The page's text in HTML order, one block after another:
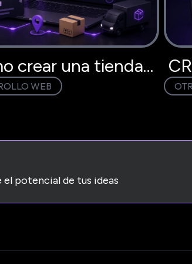
crear una tienda
en Perú paso a
WEB
potencial de tus ideas